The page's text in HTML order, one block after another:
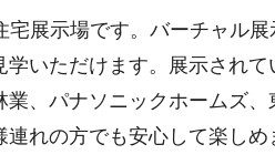
展示場です。バーチャル
いただけます。展示され
、パナソニックホームズ
れの方でも安心して楽しめ